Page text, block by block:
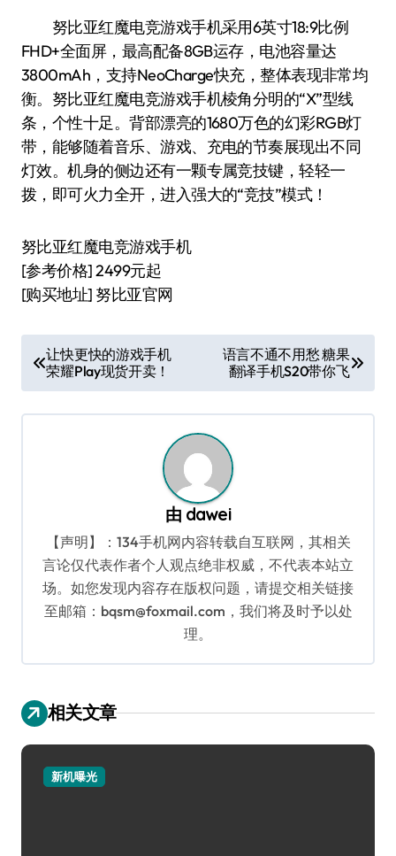
努比亚红魔电竞游戏手机采用6英寸18:9比例
FHD+全面屏，最高配备8GB运存，电池容量达
3800mAh，支持NeoCharge快充，整体表现非常均
衡。努比亚红魔电竞游戏手机棱角分明的“X”型线
条，个性十足。背部漂亮的1680万色的幻彩RGB灯
带，能够随着音乐、游戏、充电的节奏展现出不同
灯效。机身的侧边还有一颗专属竞技键，轻轻一
拨，即可火力全开，进入强大的“竞技”模式！
努比亚红魔电竞游戏手机
[参考价格] 2499元起
[购买地址] 努比亚官网
章
导
让快更快的游戏手机
荣耀Play现货开卖！
语言不通不用愁 糖果
翻译手机S20带你飞
由 dawei
【声明】：134手机网内容转载自互联网，其相关
言论仅代表作者个人观点绝非权威，不代表本站立
场。如您发现内容存在版权问题，请提交相关链接
至邮箱：bqsm@foxmail.com，我们将及时予以处
理。
相关文章
新机曝光